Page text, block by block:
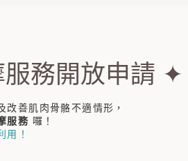
務開放申請 ✦
改善肌肉骨骼不適情形，
服務 囉！
用！